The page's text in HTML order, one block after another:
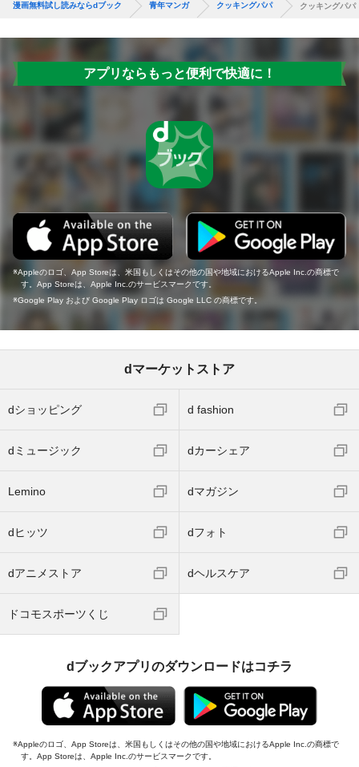
漫画無料試し読みならdブック 青年マンガ クッキングパパ クッキングパパ
アプリならもっと便利で快適に！
Appleのロゴ、App Storeは、米国もしくはその他の国や地域におけるApple Inc.の商標で
す。App Storeは、Apple Inc.のサービスマークです。
Google Play および Google Play ロゴは Google LLC の商標です。
dマーケットストア
dショッピング d fashion
dミュージック dカーシェア
Lemino dマガジン
dヒッツ dフォト
dアニメストア dヘルスケア
ドコモスポーツくじ
dブックアプリのダウンロードはコチラ
Appleのロゴ、App Storeは、米国もしくはその他の国や地域におけるApple Inc.の商標で
す。App Storeは、Apple Inc.のサービスマークです。